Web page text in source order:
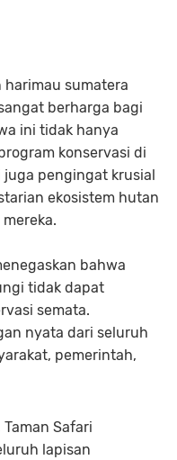
harimau sumatera
berharga bagi
ini tidak hanya
konservasi di
pengingat krusial
ekosistem hutan
bahwa
tidak dapat
semata.
nyata dari seluruh
pemerintah,
Safari
lapisan